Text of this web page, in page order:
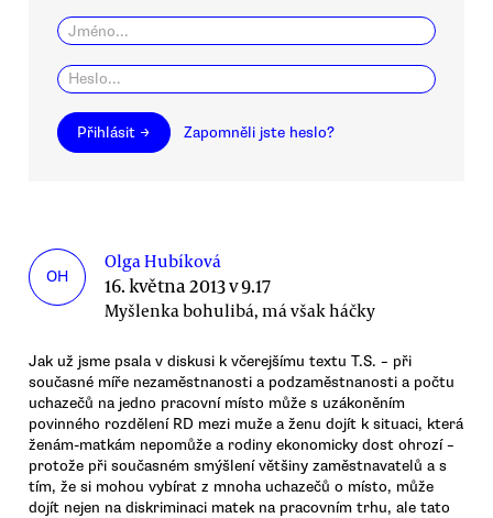
Přihlásit → Zapomněli jste heslo?
OH
Olga Hubíková
16. května 2013 v 9.17
Myšlenka bohulibá, má však háčky
Jak už jsme psala v diskusi k včerejšímu textu T.S. – při
současné míře nezaměstnanosti a podzaměstnanosti a počtu
uchazečů na jedno pracovní místo může s uzákoněním
povinného rozdělení RD mezi muže a ženu dojít k situaci, která
ženám-matkám nepomůže a rodiny ekonomicky dost ohrozí –
protože při současném smýšlení většiny zaměstnavatelů a s
tím, že si mohou vybírat z mnoha uchazečů o místo, může
dojít nejen na diskriminaci matek na pracovním trhu, ale tato